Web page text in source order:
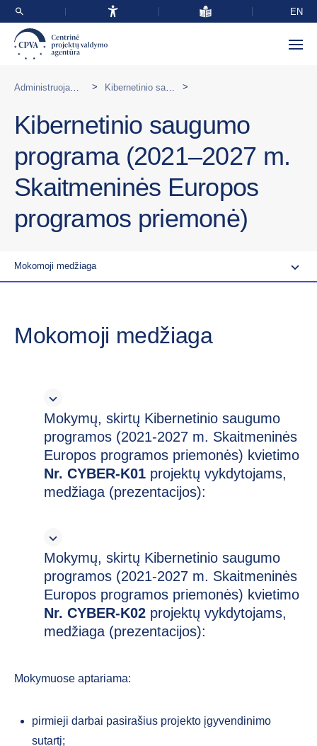
EN
> >
Kibernetinio saugumo
programa (2021–2027 m.
Skaitmeninės Europos
programos priemonė)
Mokomoji medžiaga
Mokomoji medžiaga
Mokymų, skirtų Kibernetinio saugumo
programos (2021-2027 m. Skaitmeninės
Europos programos priemonės) kvietimo
Nr. CYBER-K01 projektų vykdytojams,
medžiaga (prezentacijos):
Mokymų, skirtų Kibernetinio saugumo
programos (2021-2027 m. Skaitmeninės
Europos programos priemonės) kvietimo
Nr. CYBER-K02 projektų vykdytojams,
medžiaga (prezentacijos):
Mokymuose aptariama:
pirmieji darbai pasirašius projekto įgyvendinimo
sutartį;